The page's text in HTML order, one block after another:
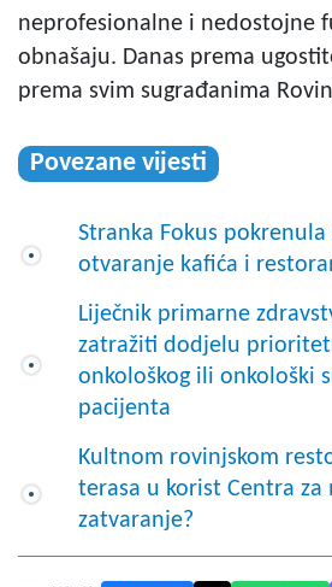
neprofesionalne i nedostojne
obnašaju. Danas prema
prema svim sugrađanima
Povezane vijesti
Stranka Fokus
otvaranje kafića i
Liječnik primarne
zatražiti dodjelu
onkološkog ili onkološki
pacijenta
Kultnom rovinjskom
terasa u korist Centra za
zatvaranje?